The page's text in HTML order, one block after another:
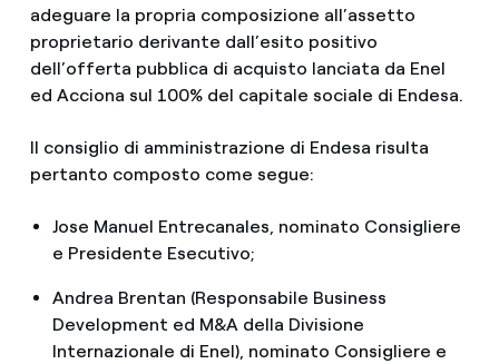
adeguare la propria composizione all’assetto
proprietario derivante dall’esito positivo
dell’offerta pubblica di acquisto lanciata da Enel
ed Acciona sul 100% del capitale sociale di Endesa.
Il consiglio di amministrazione di Endesa risulta
pertanto composto come segue:
Jose Manuel Entrecanales, nominato Consigliere
e Presidente Esecutivo;
Andrea Brentan (Responsabile Business
Development ed M&A della Divisione
Internazionale di Enel), nominato Consigliere e